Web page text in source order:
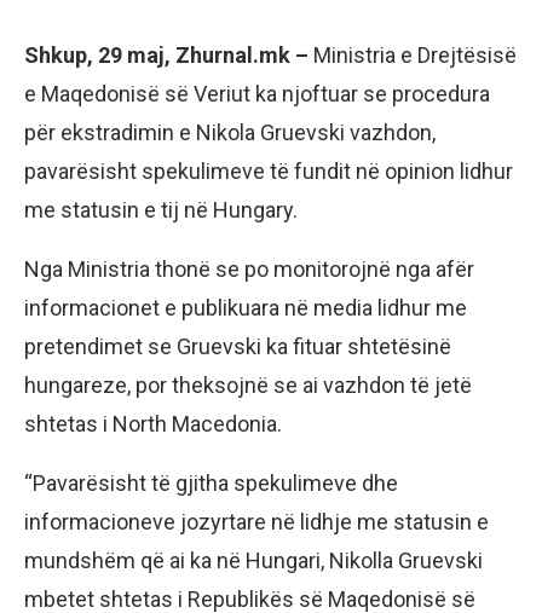
Shkup, 29 maj, Zhurnal.mk – Ministria e Drejtësisë
e Maqedonisë së Veriut ka njoftuar se procedura
për ekstradimin e Nikola Gruevski vazhdon,
pavarësisht spekulimeve të fundit në opinion lidhur
me statusin e tij në Hungary.
Nga Ministria thonë se po monitorojnë nga afër
informacionet e publikuara në media lidhur me
pretendimet se Gruevski ka fituar shtetësinë
hungareze, por theksojnë se ai vazhdon të jetë
shtetas i North Macedonia.
“Pavarësisht të gjitha spekulimeve dhe
informacioneve jozyrtare në lidhje me statusin e
mundshëm që ai ka në Hungari, Nikolla Gruevski
mbetet shtetas i Republikës së Maqedonisë së